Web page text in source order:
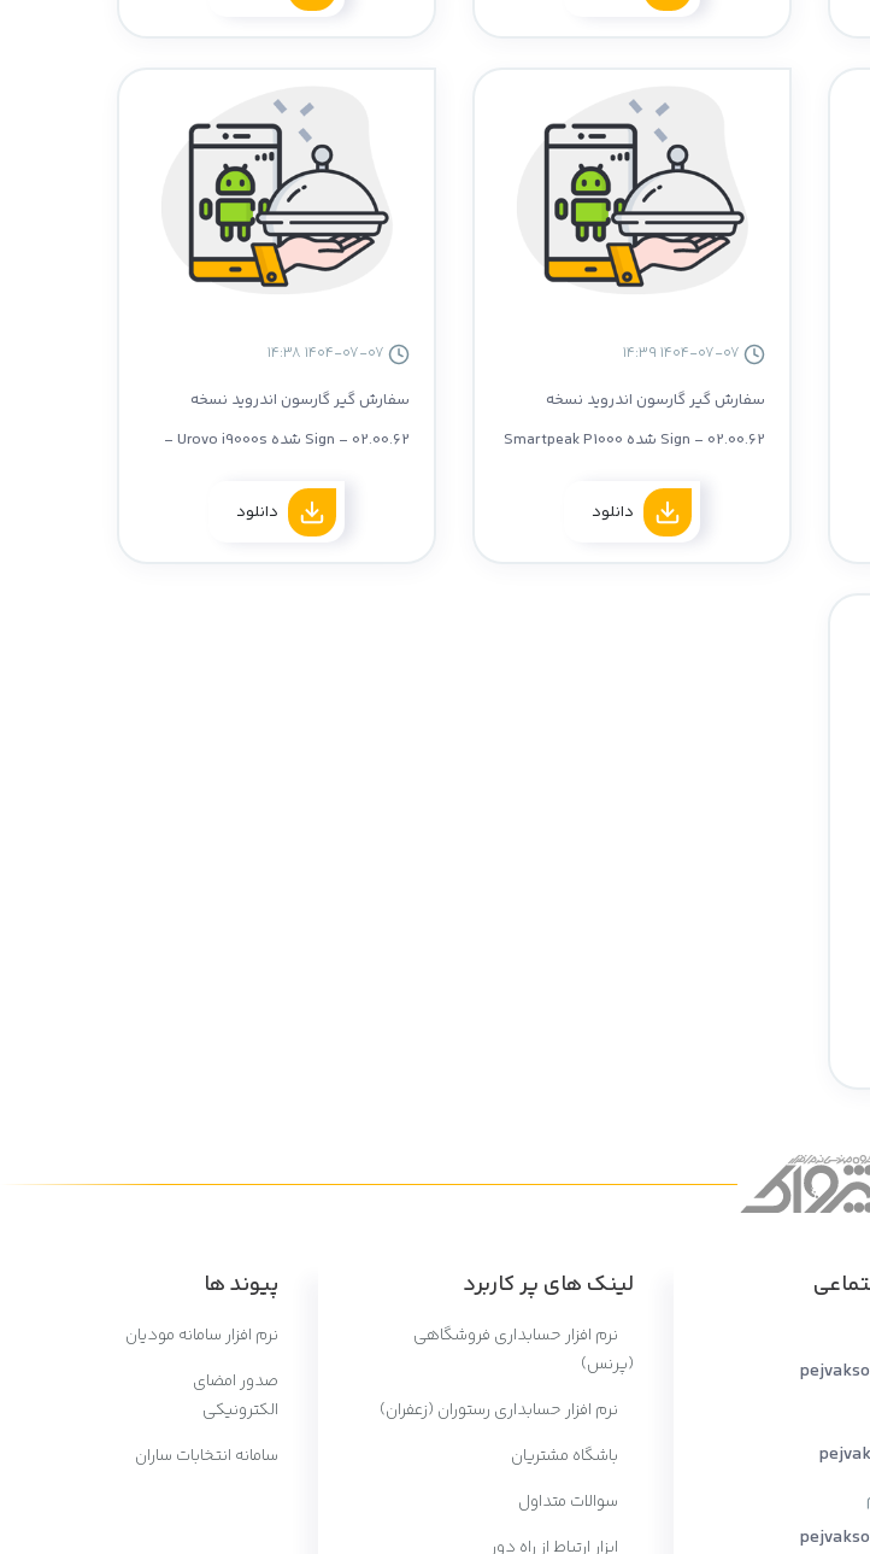
سفارش گیر گارسون اندروید نسخه
02.00.62 - Sign شده Smartpeak P1000
دانلود
سفارش گیر گارسون اندروید نسخه
02.00.62 - Sign شده Urovo i9000s -
دانلود
لینک های پر کاربرد
نرم افزار حسابداری فروشگاهی
(پرنس)
نرم افزار حسابداری رستوران (زعفران)
باشگاه مشتریان
سوالات متداول
ابزار ارتباط از راه دور
پیوند ها
نرم افزار سامانه مودیان
صدور امضای
الکترونیکی
سامانه انتخابات ساران